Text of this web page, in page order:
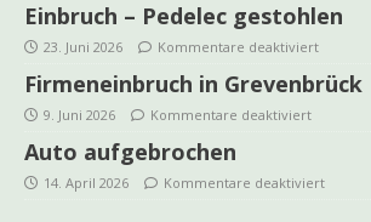
Einbruch – Pedelec gestohlen
23. Juni 2026 Kommentare deaktiviert
Firmeneinbruch in Grevenbrück
9. Juni 2026 Kommentare deaktiviert
Auto aufgebrochen
14. April 2026 Kommentare deaktiviert